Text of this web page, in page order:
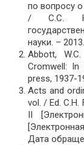
по вопросу
/ С.С.
науки. –
Abbott,
Cromwell: In
press, 1937-
Aсts and
vol. / Ed. C.H.
II
Дата